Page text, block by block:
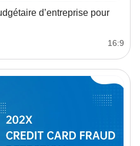
d’entreprise pour
16:9